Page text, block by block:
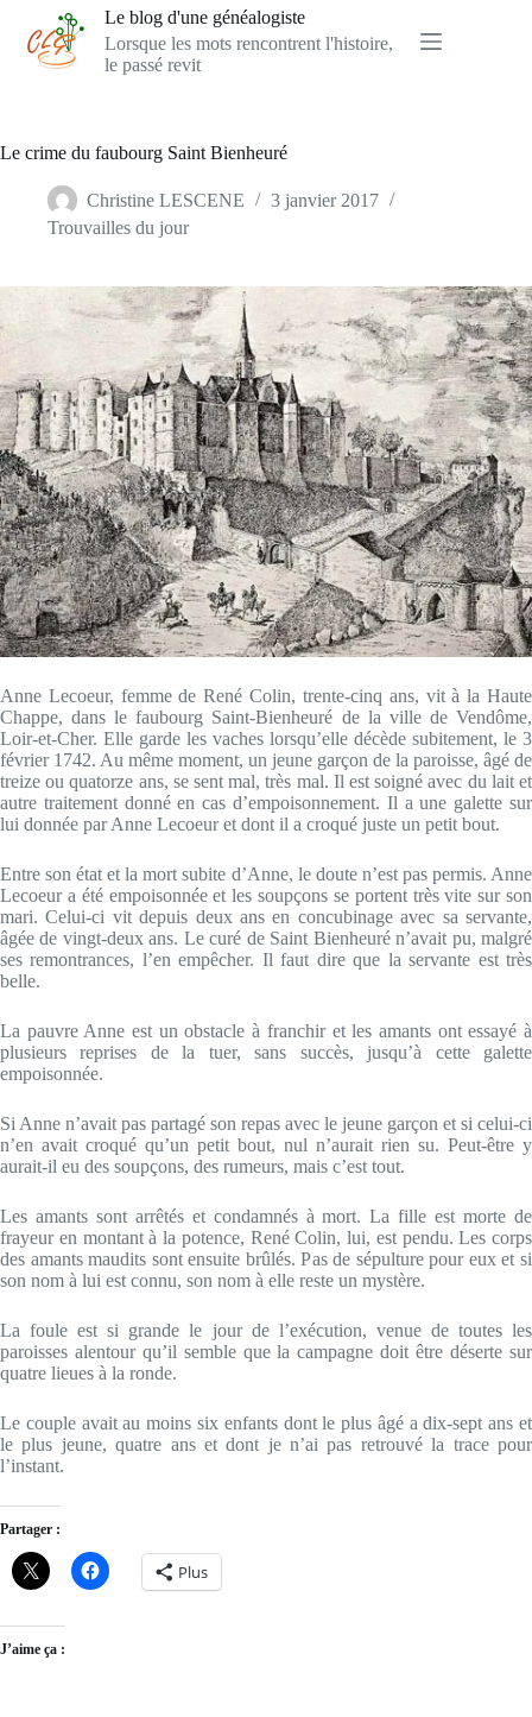
contenu
Le blog d'une généalogiste
Lorsque les mots rencontrent l'histoire,
le passé revit
Le crime du faubourg Saint Bienheuré
Christine LESCENE
3 janvier 2017
Trouvailles du jour
Anne Lecoeur, femme de René Colin, trente-cinq ans, vit à la Haute
Chappe, dans le faubourg Saint-Bienheuré de la ville de Vendôme,
Loir-et-Cher. Elle garde les vaches lorsqu’elle décède subitement, le 3
février 1742. Au même moment, un jeune garçon de la paroisse, âgé de
treize ou quatorze ans, se sent mal, très mal. Il est soigné avec du lait et
autre traitement donné en cas d’empoisonnement. Il a une galette sur
lui donnée par Anne Lecoeur et dont il a croqué juste un petit bout.
Entre son état et la mort subite d’Anne, le doute n’est pas permis. Anne
Lecoeur a été empoisonnée et les soupçons se portent très vite sur son
mari. Celui-ci vit depuis deux ans en concubinage avec sa servante,
âgée de vingt-deux ans. Le curé de Saint Bienheuré n’avait pu, malgré
ses remontrances, l’en empêcher. Il faut dire que la servante est très
belle.
La pauvre Anne est un obstacle à franchir et les amants ont essayé à
plusieurs reprises de la tuer, sans succès, jusqu’à cette galette
empoisonnée.
Si Anne n’avait pas partagé son repas avec le jeune garçon et si celui-ci
n’en avait croqué qu’un petit bout, nul n’aurait rien su. Peut-être y
aurait-il eu des soupçons, des rumeurs, mais c’est tout.
Les amants sont arrêtés et condamnés à mort. La fille est morte de
frayeur en montant à la potence, René Colin, lui, est pendu. Les corps
des amants maudits sont ensuite brûlés. Pas de sépulture pour eux et si
son nom à lui est connu, son nom à elle reste un mystère.
La foule est si grande le jour de l’exécution, venue de toutes les
paroisses alentour qu’il semble que la campagne doit être déserte sur
quatre lieues à la ronde.
Le couple avait au moins six enfants dont le plus âgé a dix-sept ans et
le plus jeune, quatre ans et dont je n’ai pas retrouvé la trace pour
l’instant.
Partager :
Plus
J’aime ça :